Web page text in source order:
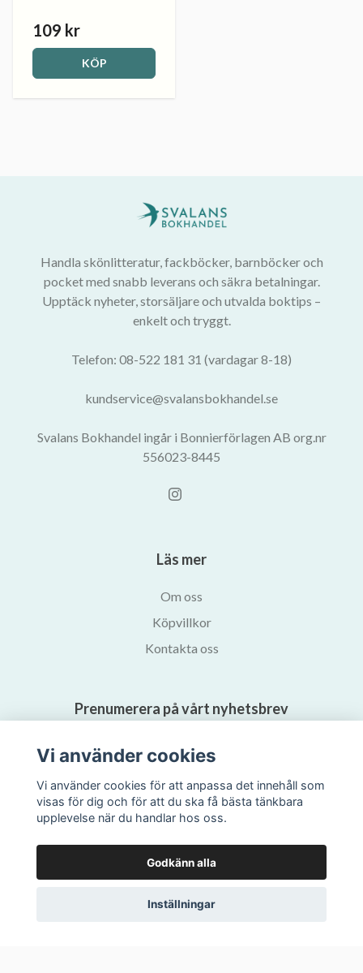
109 kr
KÖP
Handla skönlitteratur, fackböcker, barnböcker och
pocket med snabb leverans och säkra betalningar.
Upptäck nyheter, storsäljare och utvalda boktips –
enkelt och tryggt.
Telefon: 08-522 181 31 (vardagar 8-18)
kundservice@svalansbokhandel.se
Svalans Bokhandel ingår i Bonnierförlagen AB org.nr
556023-8445
Läs mer
Om oss
Köpvillkor
Kontakta oss
Prenumerera på vårt nyhetsbrev
Vi använder cookies
Vi använder cookies för att anpassa det innehåll som
visas för dig och för att du ska få bästa tänkbara
upplevelse när du handlar hos oss.
Godkänn alla
Inställningar